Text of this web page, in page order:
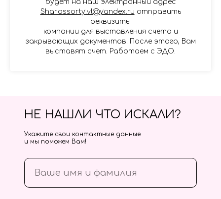
будет на наш электронный адрес
Shar.assorty.vl@yandex.ru отправить
реквизиты
компании для выставления счета и
закрывающих документов. После этого, Вам
выставят счет. Работаем с ЭДО.
НЕ НАШЛИ ЧТО ИСКАЛИ?
Укажите свои контактные данные
и мы поможем Вам!